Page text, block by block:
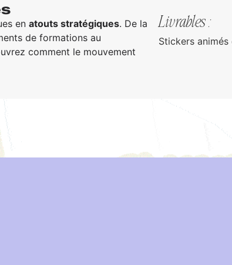
en atouts stratégiques. De la
de formations au
comment le mouvement
Livrables :
Stickers